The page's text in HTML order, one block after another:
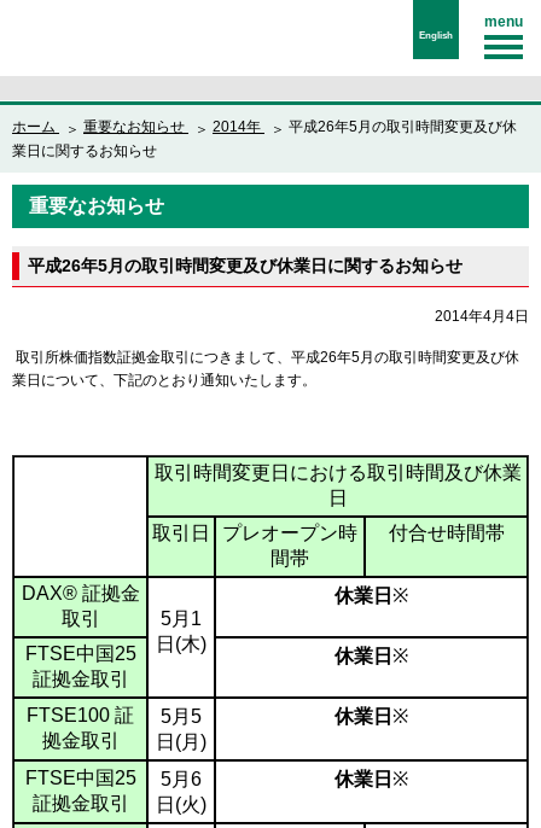
English
ホーム 重要なお知らせ 2014年
平成26年5月の取引時間変更及び休
業日に関するお知らせ
重要なお知らせ
平成26年5月の取引時間変更及び休業日に関するお知らせ
2014年4月4日
取引所株価指数証拠金取引につきまして、平成26年5月の取引時間変更及び休
業日について、下記のとおり通知いたします。
取引時間変更日における取引時間及び休業
日
取引日
プレオープン時
間帯
付合せ時間帯
DAX® 証拠金
取引
5月1
日(木)
休業日 ※
FTSE中国25
証拠金取引
休業日 ※
FTSE100 証
拠金取引
5月5
日(月)
休業日 ※
FTSE中国25
証拠金取引
5月6
日(火)
休業日 ※
menu